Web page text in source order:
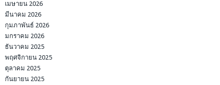
เมษายน 2026
มีนาคม 2026
กุมภาพันธ์ 2026
มกราคม 2026
ธันวาคม 2025
พฤศจิกายน 2025
ตุลาคม 2025
กันยายน 2025